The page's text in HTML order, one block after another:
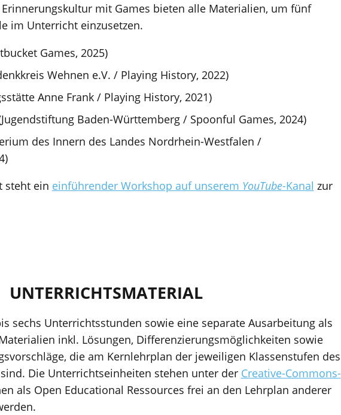
mit Games bieten alle Materialien, um fünf
im Unterricht einzusetzen.
Games, 2025)
Wehnen e.V. / Playing History, 2022)
Anne Frank / Playing History, 2021)
Baden-Württemberg / Spoonful Games, 2024)
des Innern des Landes Nordrhein-Westfalen /
steht ein einführender Workshop auf unserem YouTube-Kanal zur
UNTERRICHTSMATERIAL
sechs Unterrichtsstunden sowie eine separate Ausarbeitung als
inkl. Lösungen, Differenzierungsmöglichkeiten sowie
die am Kernlehrplan der jeweiligen Klassenstufen des
Die Unterrichtseinheiten stehen unter der Creative-Commons-
als Open Educational Ressources frei an den Lehrplan anderer